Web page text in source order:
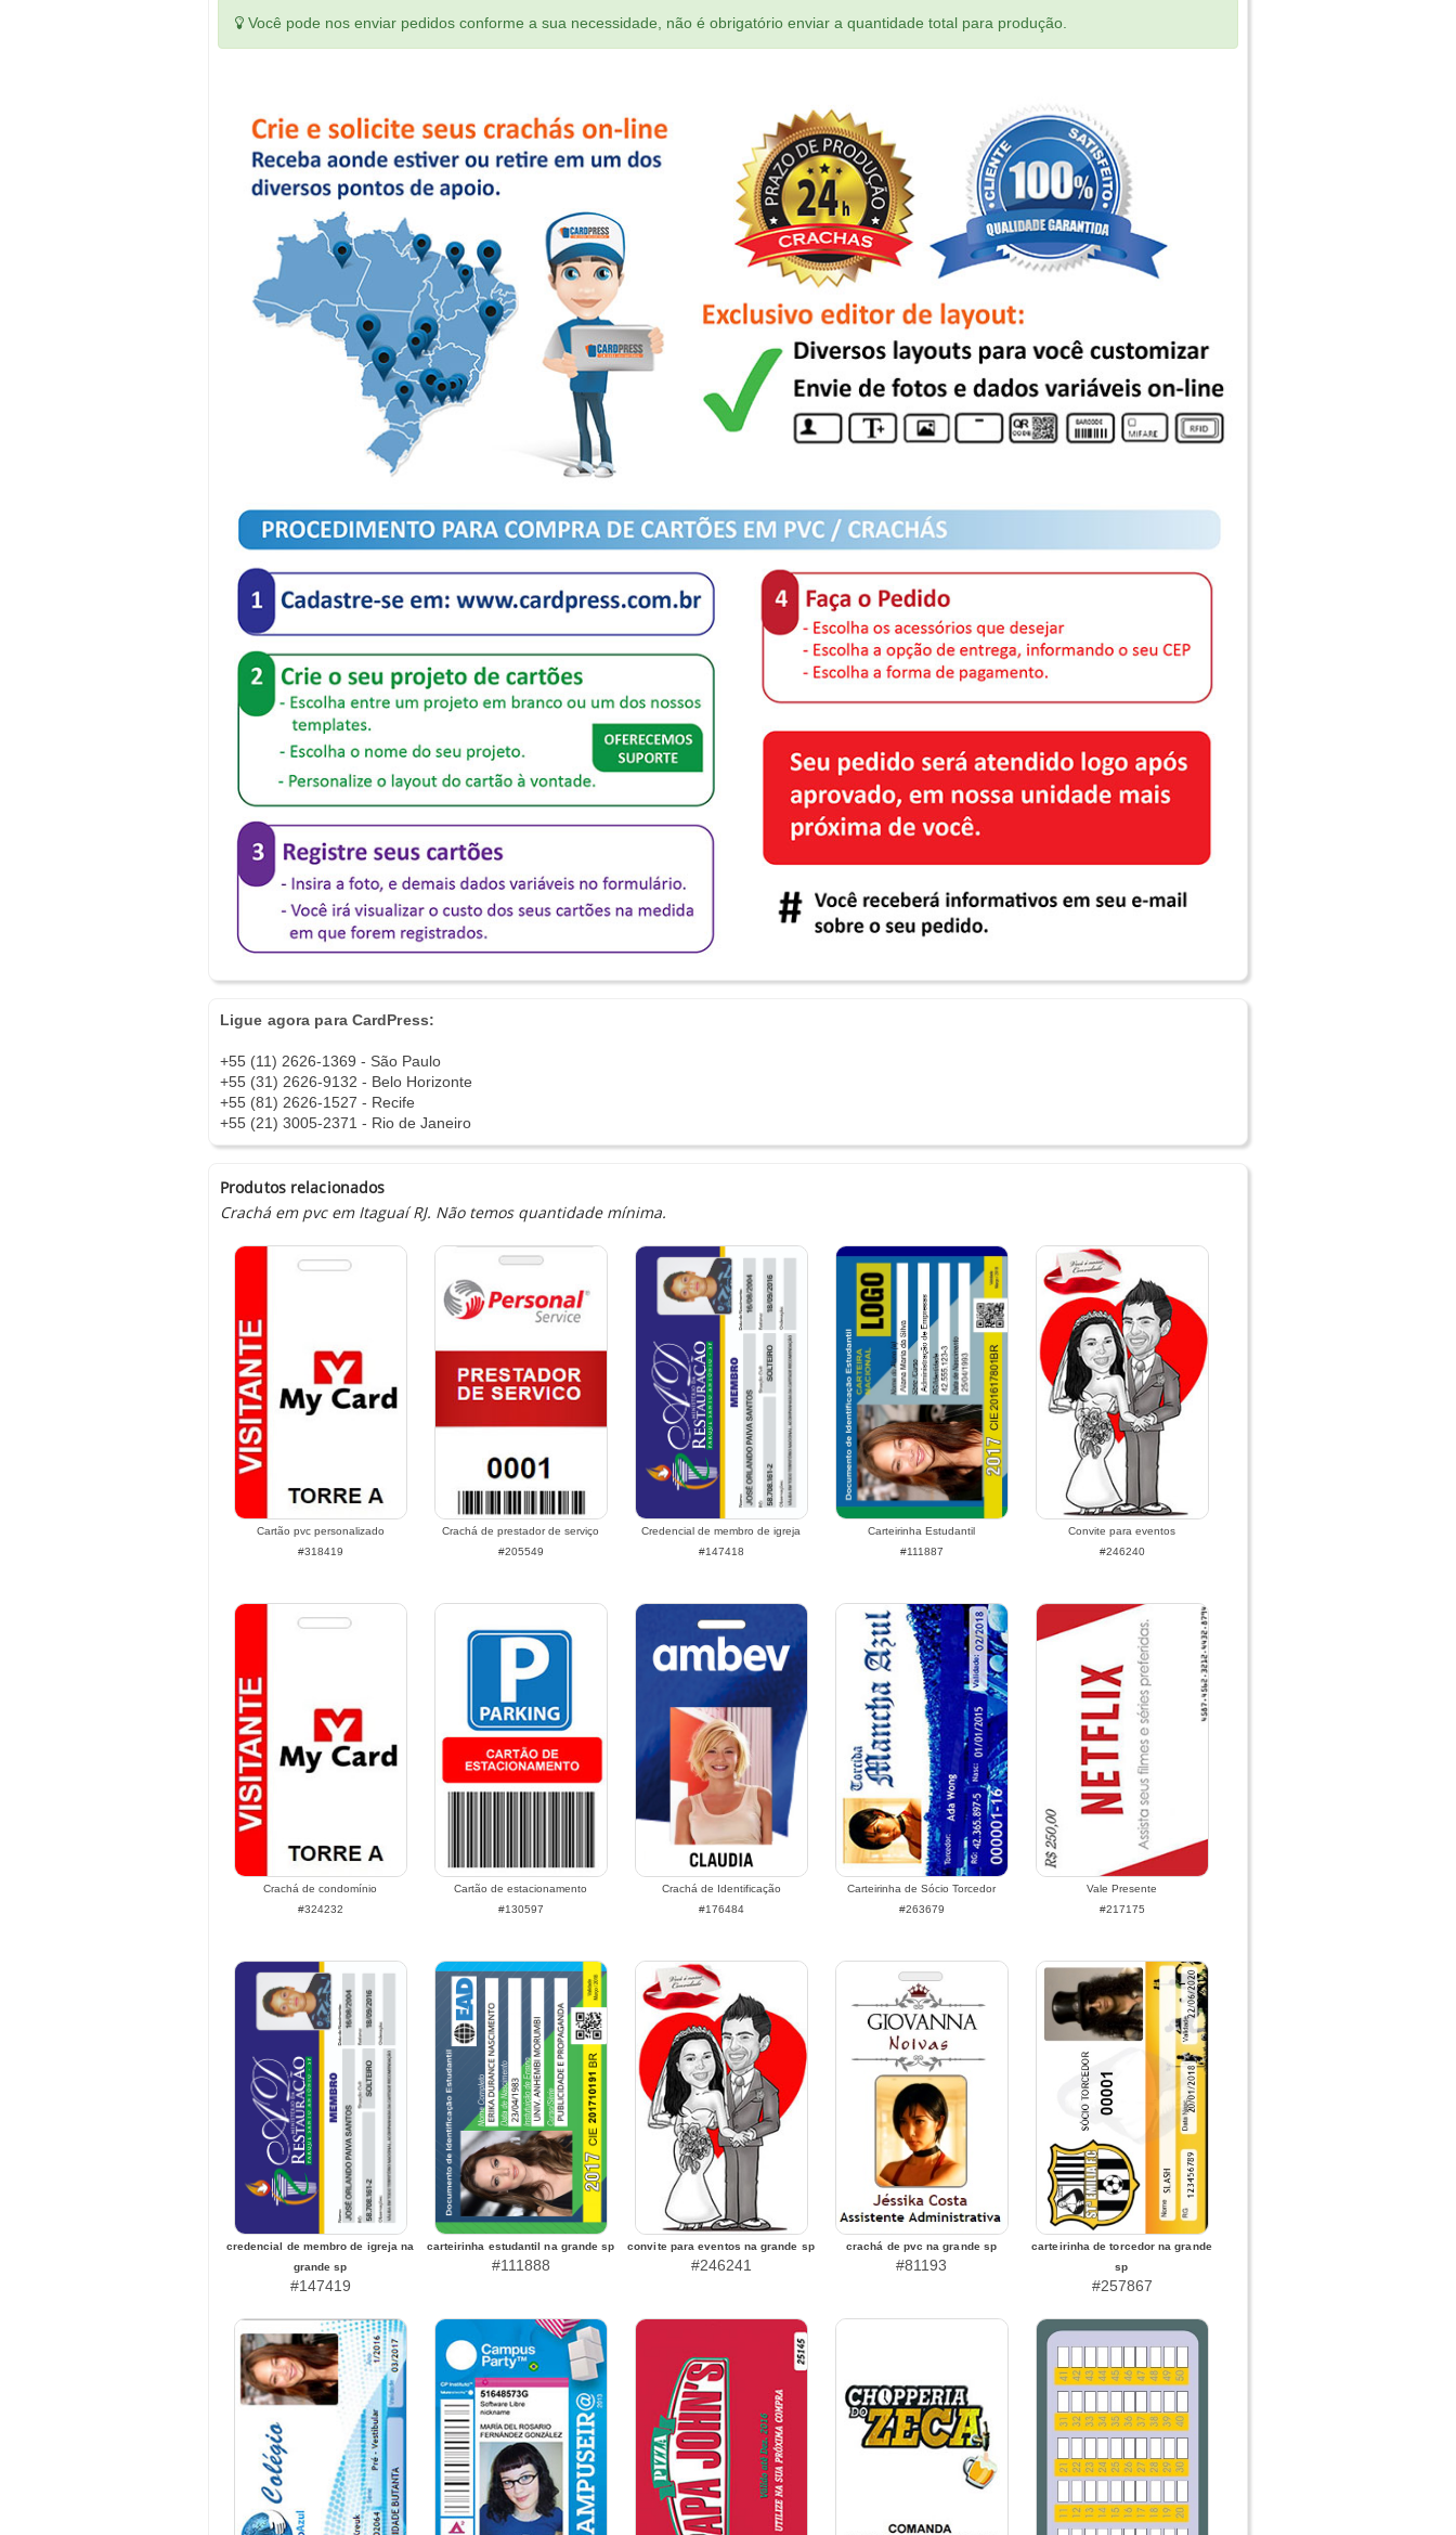
Você pode nos enviar pedidos conforme a sua necessidade, não é obrigatório enviar a quantidade total para produção.
Ligue agora para CardPress:
+55 (11) 2626-1369 - São Paulo
+55 (31) 2626-9132 - Belo Horizonte
+55 (81) 2626-1527 - Recife
+55 (21) 3005-2371 - Rio de Janeiro
Produtos relacionados
Crachá em pvc em Itaguaí RJ. Não temos quantidade mínima.
Cartão pvc personalizado
#318419
Crachá de prestador de serviço
#205549
Credencial de membro de igreja
#147418
Carteirinha Estudantil
#111887
Convite para eventos
#246240
Crachá de condomínio
#324232
Cartão de estacionamento
#130597
Crachá de Identificação
#176484
Carteirinha de Sócio Torcedor
#263679
Vale Presente
#217175
credencial de membro de igreja na
grande sp
#147419
carteirinha estudantil na grande sp
#111888
convite para eventos na grande sp
#246241
crachá de pvc na grande sp
#81193
carteirinha de torcedor na grande
sp
#257867